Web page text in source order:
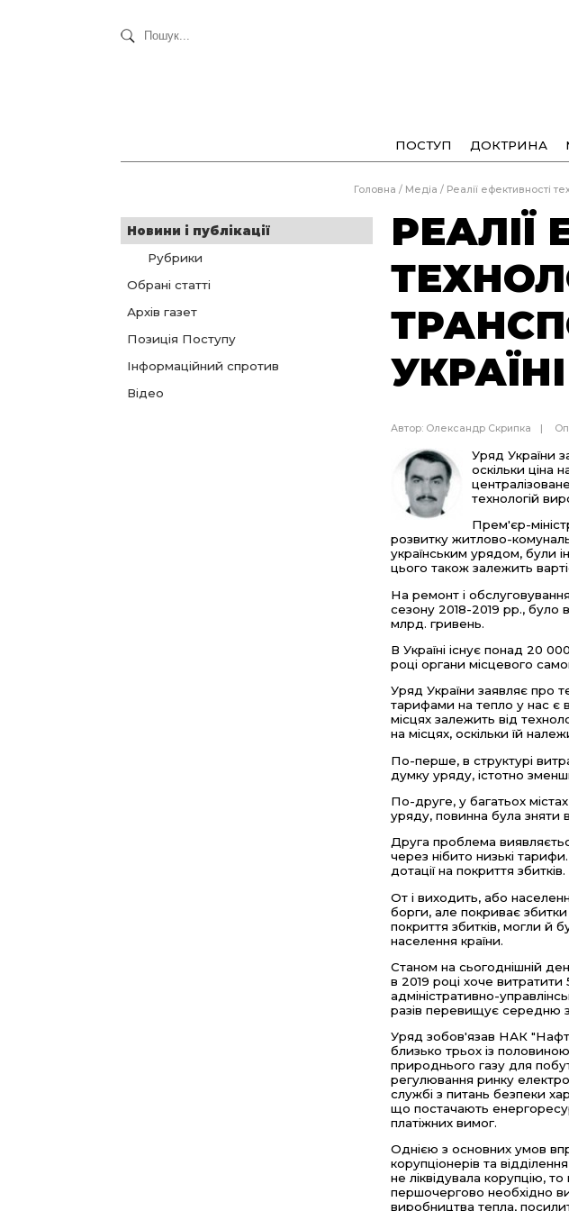
ПОСТУП ДОКТРИНА
Головна / Медіа / Реалії ефективності
Новини і публікації
Рубрики
Обрані статті
Архів газет
Позиція Поступу
Інформаційний спротив
Відео
РЕАЛІЇ
УКРАЇНІ
Автор: Олександр Скрипка
Уряд України
оскільки ціна
технологій
Прем'єр-
розвитку житлово-
українським урядом, були
цього також залежить
На ремонт і
сезону 2018-2019 рр., було
млрд. гривень.
В Україні існує понад 20
році органи місцевого
Уряд України заявляє про
тарифами на тепло у нас є
місцях залежить від
на місцях, оскільки їй
По-перше, в структурі
думку уряду, істотно
По-друге, у багатьох
уряду, повинна була зняти
Друга проблема
через нібито низькі
дотації на покриття збитків.
От і виходить, або
борги, але покриває
покриття збитків, могли й
населення країни.
Станом на сьогоднішній
в 2019 році хоче
адміністративно-
разів перевищує середню
Уряд зобов'язав НАК
близько трьох із
природнього газу для
регулювання ринку
службі з питань безпеки
що постачають
платіжних вимог.
Однією з основних умов
корупціонерів та
не ліквідувала корупцію,
першочергово необхідно
виробництва тепла,